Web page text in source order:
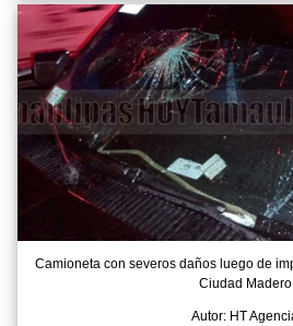
Camioneta con severos daños luego de
Ciudad Madero
Autor: HT